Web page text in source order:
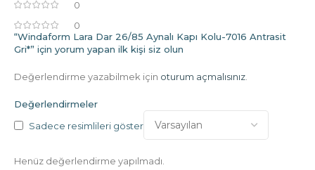
0
0
Değerlendirmeler
Sadece resimlileri göster
Henüz değerlendirme yapılmadı.
“Windaform Lara Dar 26/85 Aynalı Kapı Kolu-7016 Antrasit
Gri*” için yorum yapan ilk kişi siz olun
Değerlendirme yazabilmek için oturum açmalısınız